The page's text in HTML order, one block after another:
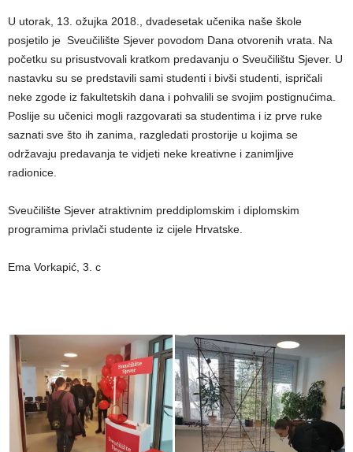
U utorak, 13. ožujka 2018., dvadesetak učenika naše škole
posjetilo je Sveučilište Sjever povodom Dana otvorenih vrata. Na
početku su prisustvovali kratkom predavanju o Sveučilištu Sjever. U
nastavku su se predstavili sami studenti i bivši studenti, ispričali
neke zgode iz fakultetskih dana i pohvalili se svojim postignućima.
Poslije su učenici mogli razgovarati sa studentima i iz prve ruke
saznati sve što ih zanima, razgledati prostorije u kojima se
održavaju predavanja te vidjeti neke kreativne i zanimljive
radionice.
Sveučilište Sjever atraktivnim preddiplomskim i diplomskim
programima privlači studente iz cijele Hrvatske.
Ema Vorkapić, 3. c